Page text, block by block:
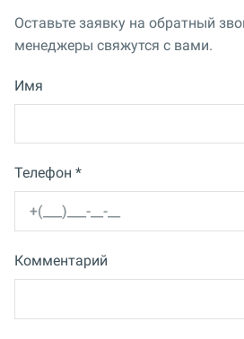
Оставьте заявку на обратный
менеджеры свяжутся с вами.
Имя
Телефон *
Комментарий